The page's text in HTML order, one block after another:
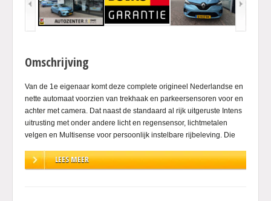
Omschrijving
Van de 1e eigenaar komt deze complete origineel Nederlandse en
nette automaat voorzien van trekhaak en parkeersensoren voor en
achter met camera. Dat naast de standaard al rijk uitgeruste Intens
uitrusting met onder andere licht en regensensor, lichtmetalen
velgen en Multisense voor persoonlijk instelbare rijbeleving. Die
kleuren en de mogelijkheid tot economisch, normaal of sportief
rijgedrag. Dat wordt nog lange tijd vele comfortabele kilometers
LEES MEER